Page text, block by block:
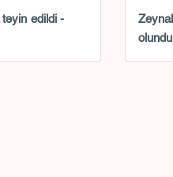
edildi -
olundu